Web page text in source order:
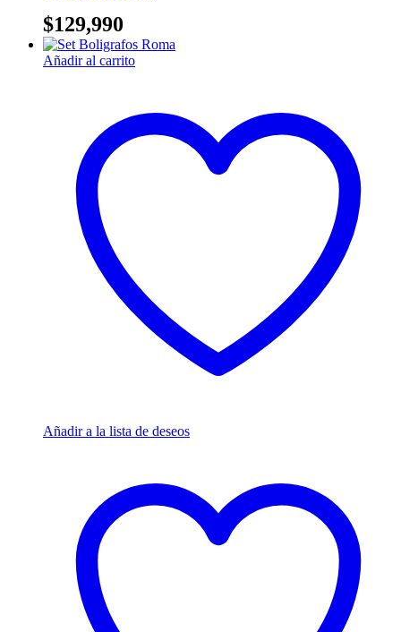
$129,990
Añadir al carrito
Añadir a la lista de deseos